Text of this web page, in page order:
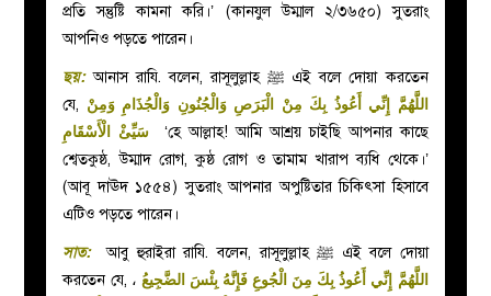
প্রতি সন্তুষ্টি কামনা করি।’ (কানযুল উম্মাল ২/৩৬৫০) সুতরাং
আপনিও পড়তে পারেন।
ছয়:আনাস রাযি. বলেন, রাসূলুল্লাহﷺ এই বলে দোয়া করতেন
যে, اللَّهُمَّ إِنِّي أَعُوذُ بِكَ مِنْ الْبَرَصِ وَالْجُنُونِ وَالْجُذَامِ وَمِنْ
سَيِّئْ
‘হে আল্লাহ! আমি আশ্রয় চাইছি আপনার কাছে
শ্বেতকুষ্ঠ, উম্মাদ রোগ, কুষ্ঠ রোগ ও তামাম খারাপ ব্যধি থেকে।’
(আবূ দাঊদ ১৫৫৪) সুতরাং আপনার অপুষ্টিতার চিকিৎসা হিসাবে
এটিও পড়তে পারেন।
সাত:আবু হুরাইরা রাযি. বলেন, রাসূলুল্লাহﷺ এই বলে দোয়া
করতেন যে,
اللَّهُمَّ إِنِّي أَعُوذُ بِكَ مِنَ الْجُوعِ فَإِنَّهُ بِئْسَ الضَّجِيعُ ،